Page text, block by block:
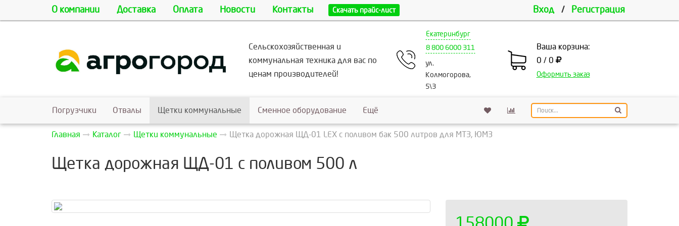
О компании Доставка Оплата Новости Контакты Скачать прайс-лист Вход / Регистрация
Сельскохозяйственная и
коммунальная техника для вас по
ценам производителей!
Екатеринбург
8 800 6000 311
ул.
Колмогорова,
5\3
Ваша корзина:
0 / 0
Оформить заказ
Погрузчики Отвалы Щетки коммунальные Сменное оборудование Ещё
Главная Каталог Щетки коммунальные Щетка дорожная ЩД-01 LEX с поливом бак 500 литров для МТЗ, ЮМЗ
Щетка дорожная ЩД-01 с поливом 500 л